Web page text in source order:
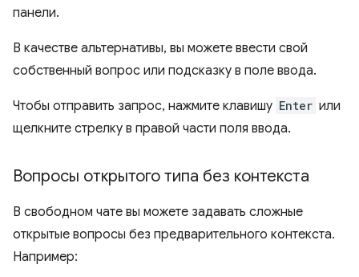
панели.
В качестве альтернативы, вы можете ввести свой
собственный вопрос или подсказку в поле ввода.
Чтобы отправить запрос, нажмите клавишу Enter или
щелкните стрелку в правой части поля ввода.
Вопросы открытого типа без контекста
В свободном чате вы можете задавать сложные
открытые вопросы без предварительного контекста.
Например: